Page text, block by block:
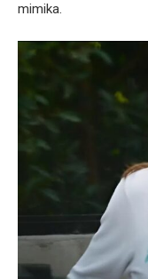
mimika.